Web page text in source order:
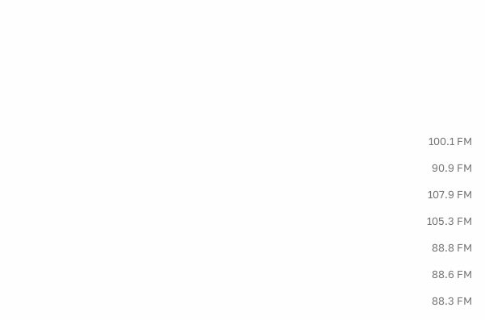
100.1 FM
90.9 FM
107.9 FM
105.3 FM
88.8 FM
88.6 FM
88.3 FM